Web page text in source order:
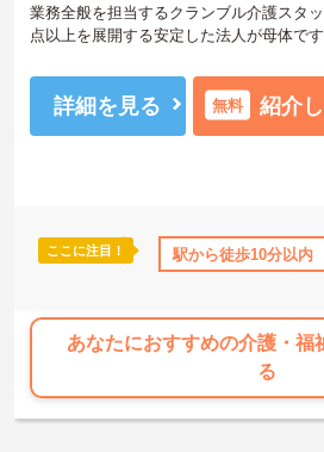
資格取得サポート 研修制度あり
業務全般を担当するクランブル介護スタ
点以上を展開する安定した法人が母体で
です。在宅系から入居系まで幅広いサー
様々な経験を通じて介護のプロフェッシ
が期待できます。また、日々の頑張りや
★おすすめPOINT★
ず安心して業務に取り組めます。
・周囲とサポートし合いながらお客様の
担を軽減しながらケアに集中できます。
【多彩な経験を積み、専門性やキャリア
詳細を見る 無料 紹介
ここに注目！ 駅から徒歩10分以内
あなたにおすすめの介護・福
る